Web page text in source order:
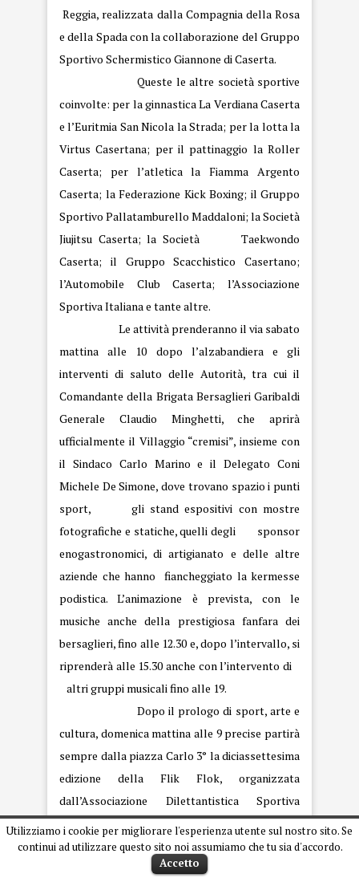
Reggia, realizzata dalla Compagnia della Rosa
e della Spada con la collaborazione del Gruppo
Sportivo Schermistico Giannone di Caserta.
Queste le altre società sportive
coinvolte: per la ginnastica La Verdiana Caserta
e l’Euritmia San Nicola la Strada; per la lotta la
Virtus Casertana; per il pattinaggio la Roller
Caserta; per l’atletica la Fiamma Argento
Caserta; la Federazione Kick Boxing; il Gruppo
Sportivo Pallatamburello Maddaloni; la Società
Jiujitsu Caserta; la Società Taekwondo
Caserta; il Gruppo Scacchistico Casertano;
l’Automobile Club Caserta; l’Associazione
Sportiva Italiana e tante altre.
Leattività prenderanno il via sabato
mattina alle 10 dopo l’alzabandiera e gli
interventi di saluto delle Autorità, tra cui il
Comandante della Brigata Bersaglieri Garibaldi
Generale Claudio Minghetti, che aprirà
ufficialmente il Villaggio “cremisi”, insieme con
il Sindaco Carlo Marino e il Delegato Coni
Michele De Simone, dove trovano spazio i punti
sport, gli stand espositivi con mostre
fotografiche e statiche, quelli degli sponsor
enogastronomici, di artigianato e delle altre
aziende che hanno fiancheggiato la kermesse
podistica. L’animazione è prevista, con le
musiche anche della prestigiosa fanfara dei
bersaglieri, fino alle 12.30 e, dopo l’intervallo, si
riprenderà alle 15.30 anche con l’intervento di
altri gruppi musicali fino alle 19.
Dopo il prologo di sport, arte e
cultura, domenica mattina alle 9 precise partirà
sempre dalla piazza Carlo 3° la diciassettesima
edizione della Flik Flok, organizzata
dall’Associazione Dilettantistica Sportiva
Esercito “GS Garibaldi”, con la mezza maratona
da 21 km., la gara podistica da 10 km., la
passeggiata a passo libero di 5 km. e, infine,
Utilizziamo i cookie per migliorare l'esperienza utente sul nostro sito. Se
continui ad utilizzare questo sito noi assumiamo che tu sia d'accordo.
Accetto